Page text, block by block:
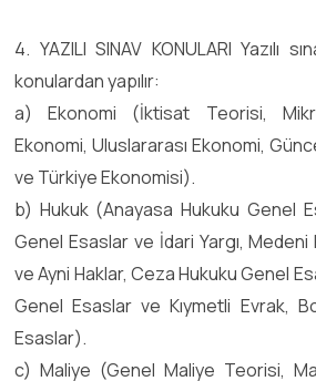
4. YAZILI SINAV KONULARI Yazılı
konulardan yapılır:
a) Ekonomi (İktisat Teorisi,
Ekonomi, Uluslararası Ekonomi,
ve Türkiye Ekonomisi).
b) Hukuk (Anayasa Hukuku Genel
Genel Esaslar ve İdari Yargı,
ve Ayni Haklar, Ceza Hukuku Genel
Genel Esaslar ve Kıymetli Evrak,
Esaslar).
c) Maliye (Genel Maliye Teorisi,